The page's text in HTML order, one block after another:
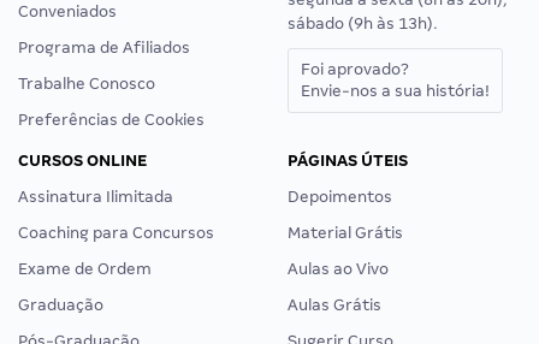
Conveniados
Programa de Afiliados
Trabalhe Conosco
Preferências de Cookies
sábado (9h às 13h).
Foi aprovado?
Envie-nos a sua história!
CURSOS ONLINE
Assinatura Ilimitada
Coaching para Concursos
Exame de Ordem
Graduação
PÁGINAS ÚTEIS
Depoimentos
Material Grátis
Aulas ao Vivo
Aulas Grátis